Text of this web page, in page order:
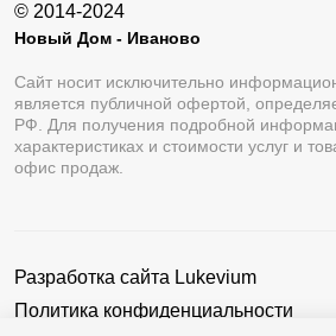
© 2014-2024
Новый Дом - Иваново
Сайт носит исключительно
является публичной офертой,
РФ. Для получения подробной
характеристиках и стоимости услуг и
офис продаж.
Разработка сайта Lukevium
Политика конфиденциальности